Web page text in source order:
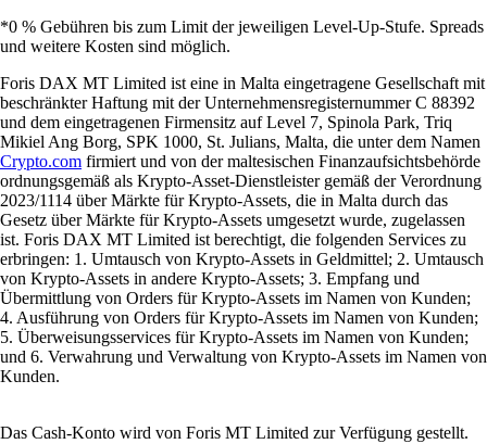
*0 % Gebühren bis zum Limit der jeweiligen Level-Up-Stufe. Spreads
und weitere Kosten sind möglich.
Foris DAX MT Limited ist eine in Malta eingetragene Gesellschaft mit
beschränkter Haftung mit der Unternehmensregisternummer C 88392
und dem eingetragenen Firmensitz auf Level 7, Spinola Park, Triq
Mikiel Ang Borg, SPK 1000, St. Julians, Malta, die unter dem Namen
Crypto.com firmiert und von der maltesischen Finanzaufsichtsbehörde
ordnungsgemäß als Krypto-Asset-Dienstleister gemäß der Verordnung
2023/1114 über Märkte für Krypto-Assets, die in Malta durch das
Gesetz über Märkte für Krypto-Assets umgesetzt wurde, zugelassen
ist. Foris DAX MT Limited ist berechtigt, die folgenden Services zu
erbringen: 1. Umtausch von Krypto-Assets in Geldmittel; 2. Umtausch
von Krypto-Assets in andere Krypto-Assets; 3. Empfang und
Übermittlung von Orders für Krypto-Assets im Namen von Kunden;
4. Ausführung von Orders für Krypto-Assets im Namen von Kunden;
5. Überweisungsservices für Krypto-Assets im Namen von Kunden;
und 6. Verwahrung und Verwaltung von Krypto-Assets im Namen von
Kunden.
Das Cash-Konto wird von Foris MT Limited zur Verfügung gestellt.